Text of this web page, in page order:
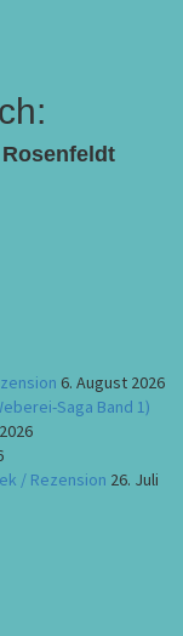
6. August 2026
Saga Band 1)
/ Rezension 26. Juli